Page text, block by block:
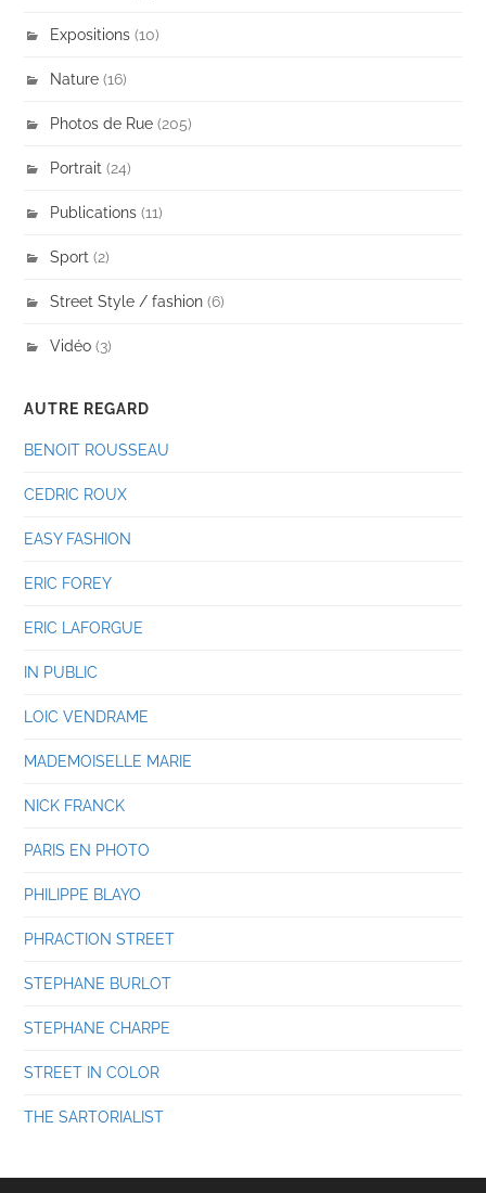
Expositions (10)
Nature (16)
Photos de Rue (205)
Portrait (24)
Publications (11)
Sport (2)
Street Style / fashion (6)
Vidéo (3)
AUTRE REGARD
BENOIT ROUSSEAU
CEDRIC ROUX
EASY FASHION
ERIC FOREY
ERIC LAFORGUE
IN PUBLIC
LOIC VENDRAME
MADEMOISELLE MARIE
NICK FRANCK
PARIS EN PHOTO
PHILIPPE BLAYO
PHRACTION STREET
STEPHANE BURLOT
STEPHANE CHARPE
STREET IN COLOR
THE SARTORIALIST